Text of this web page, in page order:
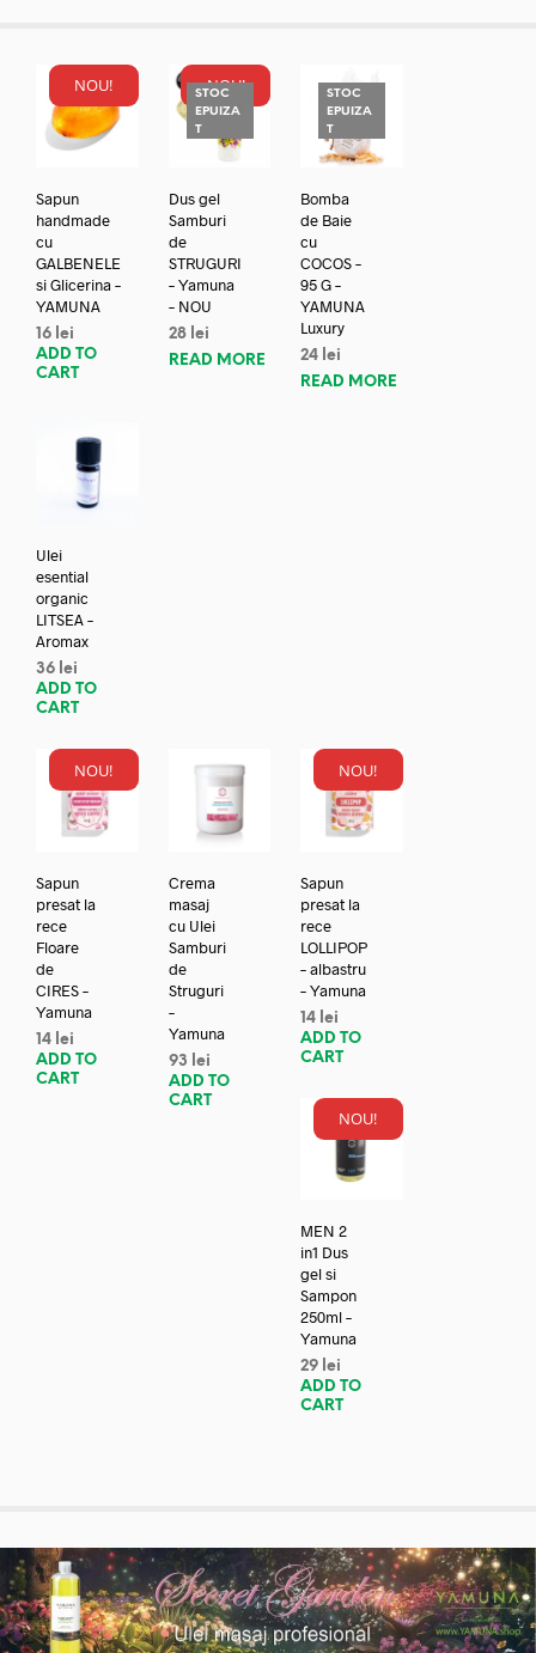
NOU!
Sapun
handmade
cu
GALBENELE
si Glicerina –
YAMUNA
16 lei
ADD TO
CART
NOU!
STOC
EPUIZA
T
Dus gel
Samburi
de
STRUGURI
– Yamuna
– NOU
28 lei
READ MORE
STOC
EPUIZA
T
Bomba
de Baie
cu
COCOS –
95 G –
YAMUNA
Luxury
24 lei
READ MORE
Ulei
esential
organic
LITSEA –
Aromax
36 lei
ADD TO
CART
NOU!
Sapun
presat la
rece
Floare
de
CIRES –
Yamuna
14 lei
ADD TO
CART
Crema
masaj
cu Ulei
Samburi
de
Struguri
–
Yamuna
93
lei
ADD TO
CART
NOU!
Sapun
presat la
rece
LOLLIPOP
– albastru
– Yamuna
14 lei
ADD TO
CART
NOU!
MEN 2
in1 Dus
gel si
Sampon
250ml –
Yamuna
29 lei
ADD TO
CART